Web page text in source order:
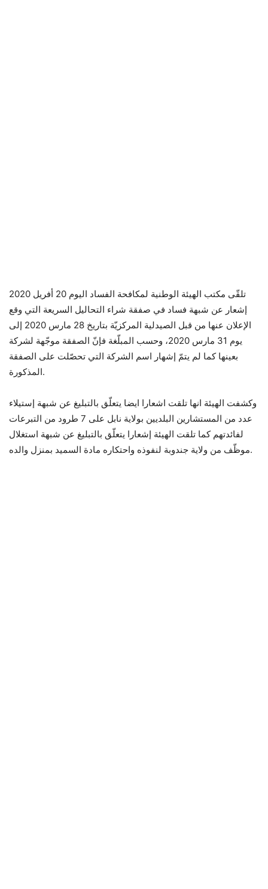
تلقّى مكتب الهيئة الوطنية لمكافحة الفساد اليوم 20 أفريل 2020
إشعار عن شبهة فساد في صفقة شراء التحاليل السريعة التي وقع
الإعلان عنها من قبل الصيدلية المركزيّة بتاريخ 28 مارس 2020 إلى
يوم 31 مارس 2020، وحسب المبلّغة فإنّ الصفقة موجّهة لشركة
بعينها كما لم يتمّ إشهار اسم الشركة التي تحصّلت على الصفقة
المذكورة.
وكشفت الهيئة انها تلقت اشعارا ايضا يتعلّق بالتبليغ عن شبهة إستيلاء
عدد من المستشارين البلديين بولاية نابل على 7 طرود من التبرعات
لفائدتهم كما تلقت الهيئة إشعارا يتعلّق بالتبليغ عن شبهة استغلال
موظّف من ولاية جندوبة لنفوذه واحتكاره مادة السميد بمنزل والده.